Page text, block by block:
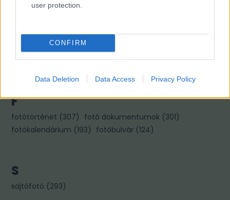
user protection.
CONFIRM
Data Deletion Data Access Privacy Policy
322) könyvajánló
kincses károly (96)
F
fotótörténet (307) fotó dokumentumok (301)
fotókalendárium (193) fotóbulvár (124)
S
sajtófotó (293)